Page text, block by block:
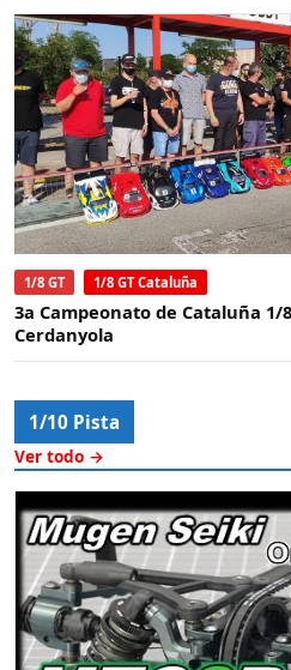
1/8 GT 1/8 GT Cataluña
3a Campeonato de Cataluña 1/
Cerdanyola
1/10 Pista
Ver todo →